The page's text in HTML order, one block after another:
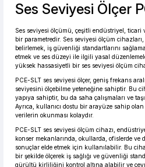
7.150,83 TL den başlayan taksitlerle! x 9
Ses Seviyesi Ölçer
Ses seviyesi ölçümü, çeşitli endüstriyel, ticari
bir parametredir. Ses seviyesi ölçüm
belirlemek, iş güvenliği standartlarını
etmek ve ses düzeyi ile ilgili yasal
yüksek hassasiyetli bir ses seviyesi ölçüm
PCE-SLT ses seviyesi ölçer, geniş frekans
seviyesini ölçebilme yeteneğine sahiptir. Bu
yapıya sahiptir, bu da saha çalışmaları ve
Ayrıca, kullanıcı dostu bir arayüze sahip
verilerin okunması kolaydır.
PCE-SLT ses seviyesi ölçüm cihazı,
konser mekanlarında, okullarda, ofislerde
sonuçlar elde etmek için kullanılabilir. Bu
bir şekilde ölçerek iş sağlığı ve güvenliği
gürültü kirliliğini kontrol altına alabilir ve